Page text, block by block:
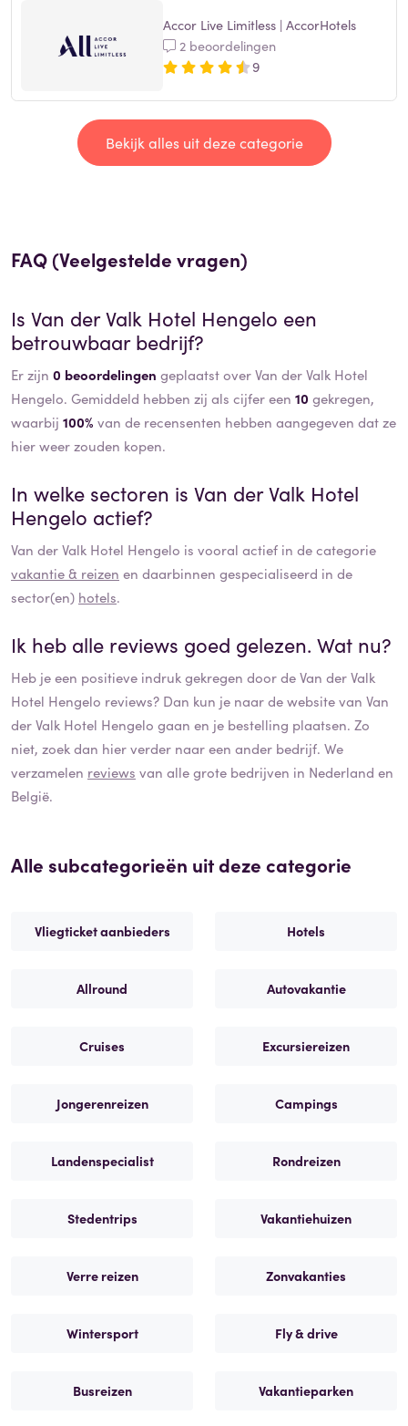
Accor Live Limitless | AccorHotels
2 beoordelingen
9
Bekijk alles uit deze categorie
FAQ (Veelgestelde vragen)
Is Van der Valk Hotel Hengelo een
betrouwbaar bedrijf?
Er zijn 0 beoordelingen geplaatst over Van der Valk Hotel
Hengelo. Gemiddeld hebben zij als cijfer een 10 gekregen,
waarbij 100% van de recensenten hebben aangegeven dat ze
hier weer zouden kopen.
In welke sectoren is Van der Valk Hotel
Hengelo actief?
Van der Valk Hotel Hengelo is vooral actief in de categorie
vakantie & reizen en daarbinnen gespecialiseerd in de
sector(en) hotels.
Ik heb alle reviews goed gelezen. Wat nu?
Heb je een positieve indruk gekregen door deVan der Valk
Hotel Hengelo reviews? Dan kun je naar de website van Van
der Valk Hotel Hengelo gaan en je bestelling plaatsen. Zo
niet, zoek dan hier verder naar een ander bedrijf. We
verzamelen reviews van alle grote bedrijven in Nederland en
België.
Alle subcategorieën uit deze categorie
Vliegticket aanbieders Hotels
Allround Autovakantie
Cruises Excursiereizen
Jongerenreizen Campings
Landenspecialist Rondreizen
Stedentrips Vakantiehuizen
Verre reizen Zonvakanties
Wintersport Fly & drive
Busreizen Vakantieparken